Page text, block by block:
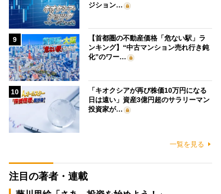
ジション…
9
【首都圏の不動産価格「危ない駅」ラ
ンキング】“中古マンション売れ行き鈍
化”のワー…
10
「キオクシアが再び株価10万円になる
日は遠い」資産3億円超のサラリーマン
投資家が…
一覧を見る
注目の著者・連載